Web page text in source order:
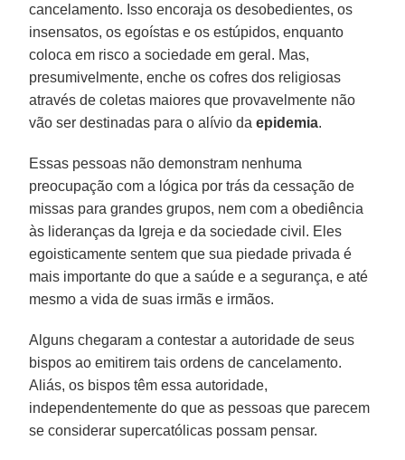
cancelamento. Isso encoraja os desobedientes, os
insensatos, os egoístas e os estúpidos, enquanto
coloca em risco a sociedade em geral. Mas,
presumivelmente, enche os cofres dos religiosas
através de coletas maiores que provavelmente não
vão ser destinadas para o alívio daepidemia.
Essas pessoas não demonstram nenhuma
preocupação com a lógica por trás da cessação de
missas para grandes grupos, nem com a obediência
às lideranças da Igreja e da sociedade civil. Eles
egoisticamente sentem que sua piedade privada é
mais importante do que a saúde e a segurança, e até
mesmo a vida de suas irmãs e irmãos.
Alguns chegaram a contestar a autoridade de seus
bispos ao emitirem tais ordens de cancelamento.
Aliás, os bispos têm essa autoridade,
independentemente do que as pessoas que parecem
se considerar supercatólicas possam pensar.